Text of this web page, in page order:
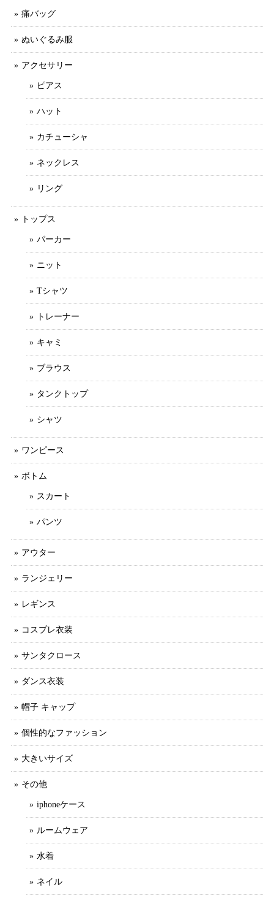
痛バッグ
ぬいぐるみ服
アクセサリー
ピアス
ハット
カチューシャ
ネックレス
リング
トップス
パーカー
ニット
Tシャツ
トレーナー
キャミ
ブラウス
タンクトップ
シャツ
ワンピース
ボトム
スカート
パンツ
アウター
ランジェリー
レギンス
コスプレ衣装
サンタクロース
ダンス衣装
帽子 キャップ
個性的なファッション
大きいサイズ
その他
iphoneケース
ルームウェア
水着
ネイル